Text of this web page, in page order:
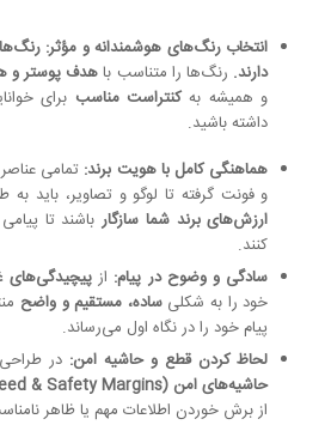
انتخاب رنگ‌های هوشمندانه و مؤثر:
دارند. رنگ‌ها را متناسب باهدف پوستر و
و همیشه بهکنتراست مناسب برای
داشته باشید.
هماهنگی کامل با هویت برند: تمامی
و فونت گرفته تا لوگو و تصاویر، باید به
ارزش‌های برند شما سازگارباشند تا
کنند.
سادگی و وضوح در پیام: ازپیچیدگی‌های
خود را به شکلیساده، مستقیم و واضح
پیام خود را در نگاه اول می‌رساند.
لحاظ کردن قطع و حاشیه امن: در
حاشیه‌های امن (Bleed & Safety Margins)
از برش خوردن اطلاعات مهم یا ظاهر